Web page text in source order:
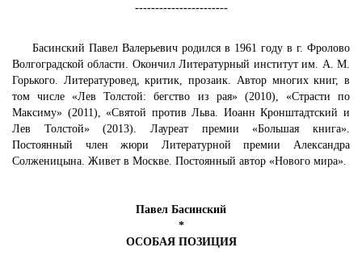
-----------------------
Басинский Павел Валерьевич родился в 1961 году в г. Фролово
Волгоградской области. Окончил Литературный институт им. А. М.
Горького. Литературовед, критик, прозаик. Автор многих книг, в
том числе «Лев Толстой: бегство из рая» (2010), «Страсти по
Максиму» (2011), «Святой против Льва. Иоанн Кронштадтский и
Лев Толстой» (2013). Лауреат премии «Большая книга».
Постоянный член жюри Литературной премии Александра
Солженицына. Живет в Москве. Постоянный автор «Нового мира».
Павел Басинский
*
ОСОБАЯ ПОЗИЦИЯ